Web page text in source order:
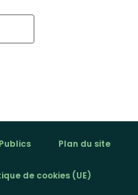
Plan du site
de cookies (UE)